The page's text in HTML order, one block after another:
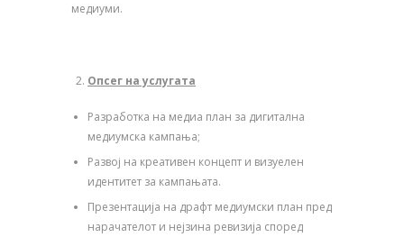
медиуми.
Опсег на услугата
Разработка на медиа план за дигитална
медиумска кампања;
Развој на креативен концепт и визуелен
идентитет за кампањата.
Презентација на драфт медиумски план пред
нарачателот и нејзина ревизија според